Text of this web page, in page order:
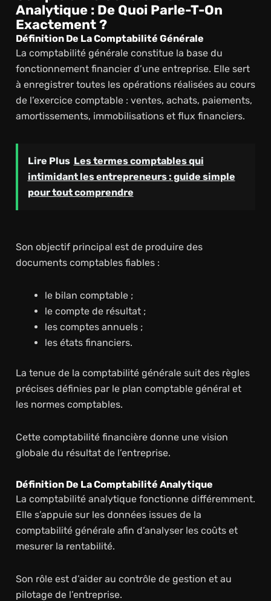
Analytique : De Quoi Parle-T-On
Exactement ?
Définition De La Comptabilité Générale
La comptabilité générale constitue la base du
fonctionnement financier d’une entreprise. Elle sert
à enregistrer toutes les opérations réalisées au cours
de l’exercice comptable : ventes, achats, paiements,
amortissements, immobilisations et flux financiers.
Lire Plus Les termes comptables qui
intimidant les entrepreneurs : guide simple
pour tout comprendre
Son objectif principal est de produire des
documents comptables fiables :
le bilan comptable ;
le compte de résultat ;
les comptes annuels ;
les états financiers.
La tenue de la comptabilité générale suit des règles
précises définies par le plan comptable général et
les normes comptables.
Cette comptabilité financière donne une vision
globale du résultat de l’entreprise.
Définition De La Comptabilité Analytique
La comptabilité analytique fonctionne différemment.
Elle s’appuie sur les données issues de la
comptabilité générale afin d’analyser les coûts et
mesurer la rentabilité.
Son rôle est d’aider au contrôle de gestion et au
pilotage de l’entreprise.